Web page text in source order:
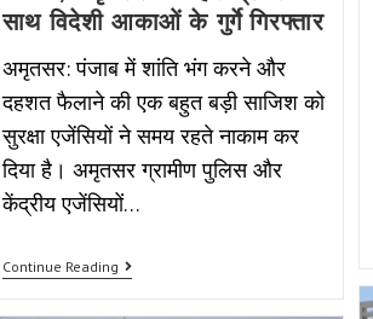
साथ विदेशी आकाओं के गुर्गे गिरफ्तार
अमृतसर: पंजाब में शांति भंग करने और
दहशत फैलाने की एक बहुत बड़ी साजिश को
सुरक्षा एजेंसियों ने समय रहते नाकाम कर
दिया है। अमृतसर ग्रामीण पुलिस और
केंद्रीय एजेंसियों…
Continue Reading